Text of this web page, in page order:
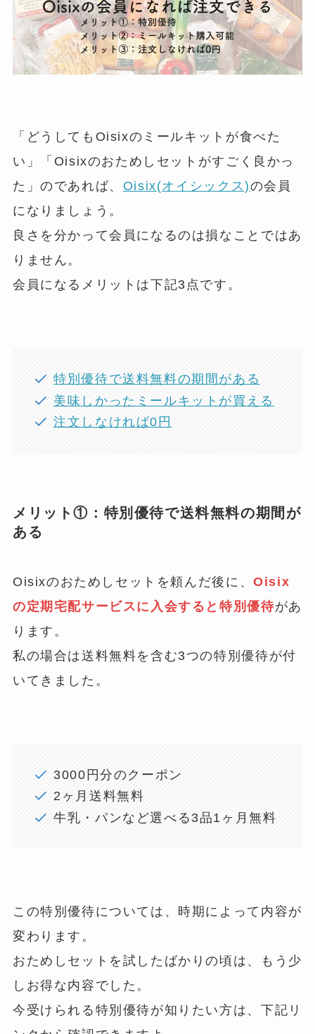
「どうしてもOisixのミールキットが食べた
い」「Oisixのおためしセットがすごく良かっ
た」のであれば、 Oisix(オイシックス)の会員
になりましょう。
良さを分かって会員になるのは損なことではあ
りません。
会員になるメリットは下記3点です。
特別優待で送料無料の期間がある
美味しかったミールキットが買える
注文しなければ0円
メリット①：特別優待で送料無料の期間が
ある
Oisixのおためしセットを頼んだ後に、Oisix
の定期宅配サービスに入会すると特別優待があ
ります。
私の場合は送料無料を含む3つの特別優待が付
いてきました。
3000円分のクーポン
2ヶ月送料無料
牛乳・パンなど選べる3品1ヶ月無料
この特別優待については、時期によって内容が
変わります。
おためしセットを試したばかりの頃は、もう少
しお得な内容でした。
今受けられる特別優待が知りたい方は、下記リ